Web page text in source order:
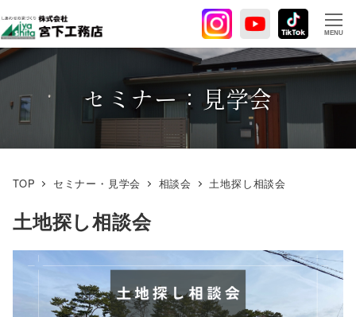
イ
ン
テ
ツ
MENU
セミナー：見学会
TOP セミナー・見学会 相談会 土地探し相談会
土地探し相談会